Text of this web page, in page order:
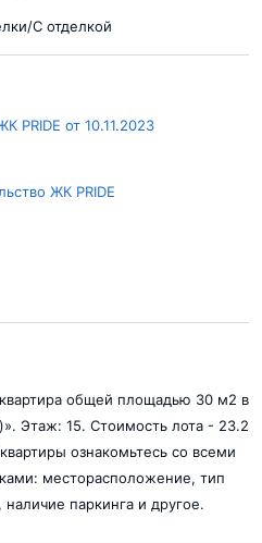
С отделкой
PRIDE от 10.11.2023
ЖК PRIDE
013017-2026
общей площадью 30 м2 в
Этаж: 15. Стоимость лота - 23.2
ознакомьтесь со всеми
месторасположение, тип
паркинга и другое.